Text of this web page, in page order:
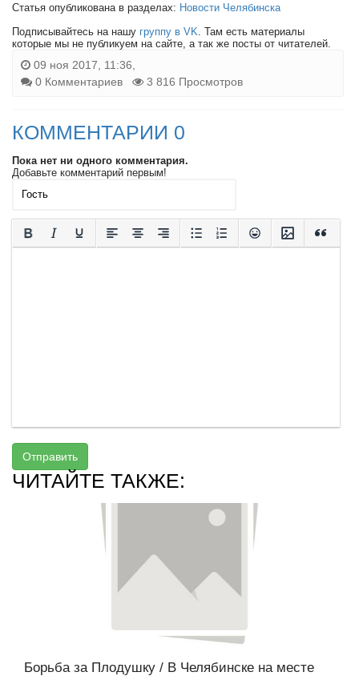
Статья опубликована в разделах: Новости Челябинска
Подписывайтесь на нашу группу в VK . Там есть материалы
которые мы не публикуем на сайте, а так же посты от читателей.
09 ноя 2017, 11:36,
0 Комментариев
3 816 Просмотров
КОММЕНТАРИИ 0
Пока нет ни одного комментария.
Добавьте комментарий первым!
Отправить
ЧИТАЙТЕ ТАКЖЕ:
Борьба за Плодушку / В Челябинске на месте